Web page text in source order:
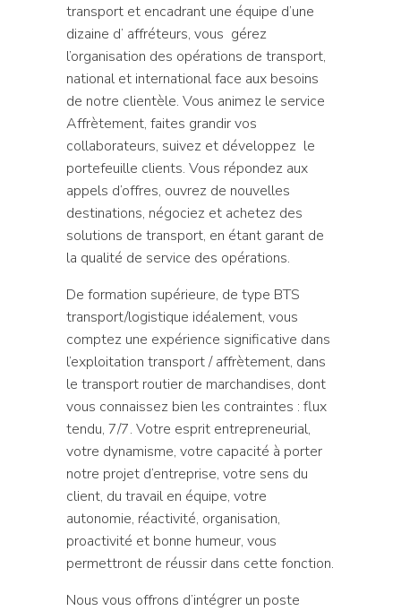
transport et encadrant une équipe d’une
dizaine d’ affréteurs, vous gérez
l’organisation des opérations de transport,
national et international face aux besoins
de notre clientèle. Vous animez le service
Affrètement, faites grandir vos
collaborateurs, suivez et développez le
portefeuille clients. Vous répondez aux
appels d’offres, ouvrez de nouvelles
destinations, négociez et achetez des
solutions de transport, en étant garant de
la qualité de service des opérations.
De formation supérieure, de type BTS
transport/logistique idéalement, vous
comptez une expérience significative dans
l’exploitation transport / affrètement, dans
le transport routier de marchandises, dont
vous connaissez bien les contraintes : flux
tendu, 7/7. Votre esprit entrepreneurial,
votre dynamisme, votre capacité à porter
notre projet d’entreprise, votre sens du
client, du travail en équipe, votre
autonomie, réactivité, organisation,
proactivité et bonne humeur, vous
permettront de réussir dans cette fonction.
Nous vous offrons d’intégrer un poste